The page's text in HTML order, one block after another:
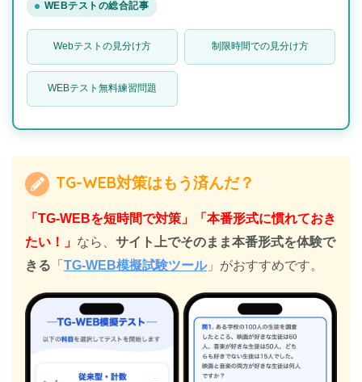
WEBテストの総合記事
Webテストの見分け方 制限時間での見分け方
WEBテスト無料練習問題
TG-WEB対策はもう済んだ？
「TG-WEBを短時間で対策」「本番形式に慣れておき
たい！」 なら、 サイト上でそのまま本番形式を体験で
きる 「 TG-WEB模擬試験ツール」がおすすめです。